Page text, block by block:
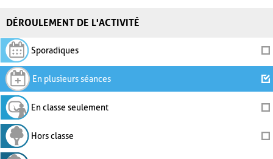
DÉROULEMENT DE L'ACTIVITÉ
Sporadiques
En plusieurs séances
En classe seulement
Hors classe